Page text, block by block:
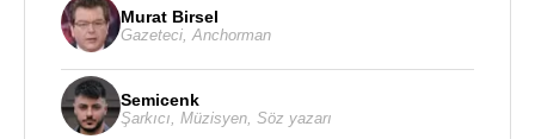
Murat Birsel
Gazeteci Anchorman
Semicenk
Şarkıcı Müzisyen Söz yazarı